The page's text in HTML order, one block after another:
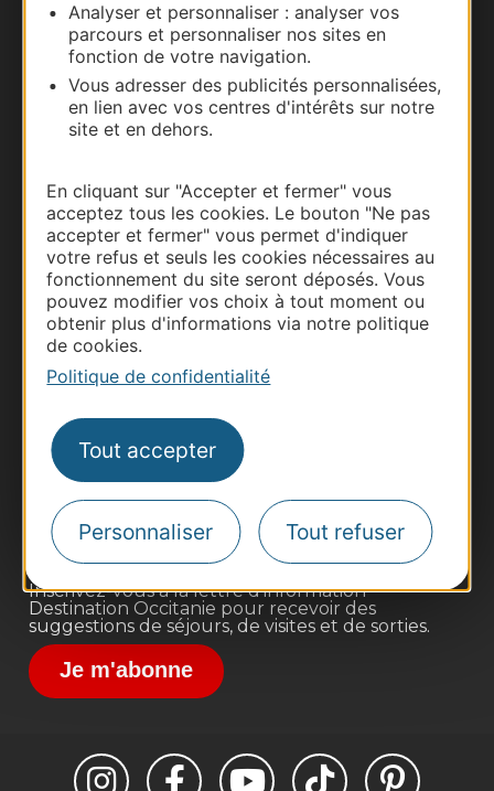
Analyser et personnaliser : analyser vos
parcours et personnaliser nos sites en
fonction de votre navigation.
Vous adresser des publicités personnalisées,
en lien avec vos centres d'intérêts sur notre
site et en dehors.
En cliquant sur "Accepter et fermer" vous
acceptez tous les cookies. Le bouton "Ne pas
accepter et fermer" vous permet d'indiquer
votre refus et seuls les cookies nécessaires au
fonctionnement du site seront déposés. Vous
pouvez modifier vos choix à tout moment ou
obtenir plus d'informations via notre politique
de cookies.
Politique de confidentialité
Tout accepter
Personnaliser Tout refuser
Nous contacter
Carte interactive
Documentation
Thermalisme
Business/Mice
Pros d'Occitanie
Site presse et d'influence
Voyagistes
Destination Sport
Inscrivez-vous à la lettre d'information
Destination Occitanie pour recevoir des
suggestions de séjours, de visites et de sorties.
Je m'abonne